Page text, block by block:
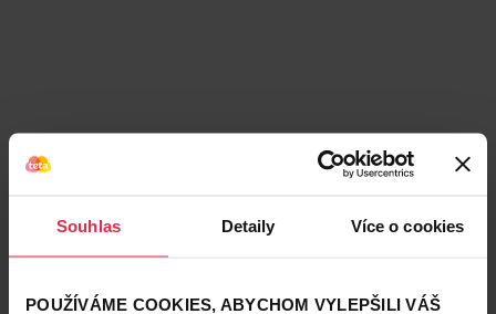
Souhlas Detaily Více o cookies
POUŽÍVÁME COOKIES, ABYCHOM VYLEPŠILI VÁŠ